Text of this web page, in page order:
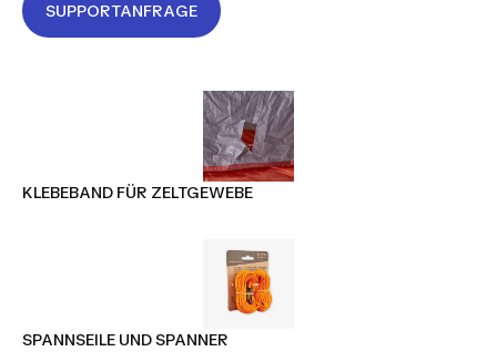
SUPPORTANFRAGE
KLEBEBAND FÜR ZELTGEWEBE
SPANNSEILE UND SPANNER